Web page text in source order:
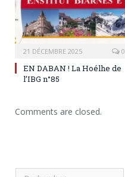
21 DÉCEMBRE 2025 0
EN DABAN ! La Hoélhe de
l’IBG n°85
Comments are closed.